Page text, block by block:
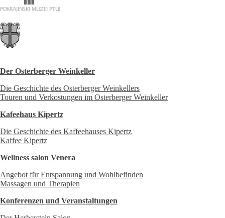
Der Osterberger Weinkeller
Die Geschichte des Osterberger Weinkellers
Touren und Verkostungen im Osterberger Weinkeller
Kafeehaus Kipertz
Die Geschichte des Kaffeehauses Kipertz
Kaffee Kipertz
Wellness salon Venera
Angebot für Entspannung und Wohlbefinden
Massagen und Therapien
Konferenzen und Veranstaltungen